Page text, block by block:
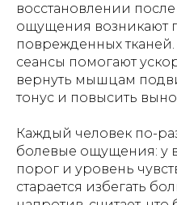
восстановлении
ощущения возникают
поврежденных
сеансы помогают
вернуть мышцам
тонус и повысить
Каждый человек по-
болевые ощущения: у
порог и уровень
старается избегать